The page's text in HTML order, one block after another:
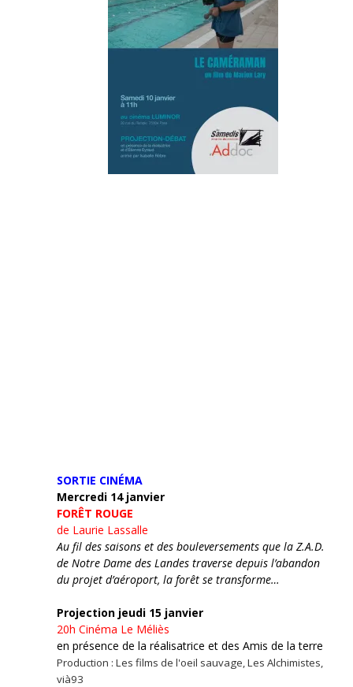
SORTIE CINÉMA
Mercredi 14 janvier
FORÊT ROUGE
de Laurie Lassalle
Au fil des saisons et des bouleversements que la Z.A.D.
de Notre Dame des Landes traverse depuis l’abandon
du projet d’aéroport, la forêt se transforme…
Projection jeudi 15 janvier
20h Cinéma Le Méliès
en présence de la réalisatrice et des Amis de la terre
Production : Les films de l'oeil sauvage, Les Alchimistes,
vià93